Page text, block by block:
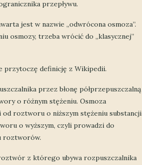
przepływu.
jest w nazwie „odwrócona osmoza”.
osmozy, trzeba wrócić do „klasycznej”
przytoczę definicję z Wikipedii.
przez błonę półprzepuszczalną
o różnym stężeniu. Osmoza
od roztworu o niższym stężeniu substancji
o wyższym, czyli prowadzi do
roztworów.
z którego ubywa rozpuszczalnika